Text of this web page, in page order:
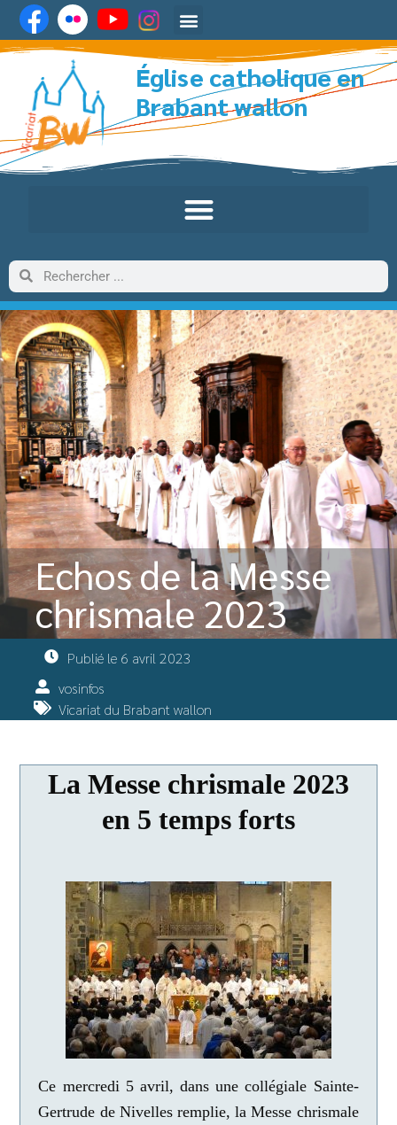
Église catholique en
Brabant wallon
Echos de la Messe
chrismale 2023
Publié le 6 avril 2023
vosinfos
Vicariat du Brabant wallon
La Messe chrismale 2023
en 5 temps forts
Ce mercredi 5 avril, dans une collégiale Sainte-
Gertrude de Nivelles remplie, la Messe chrismale